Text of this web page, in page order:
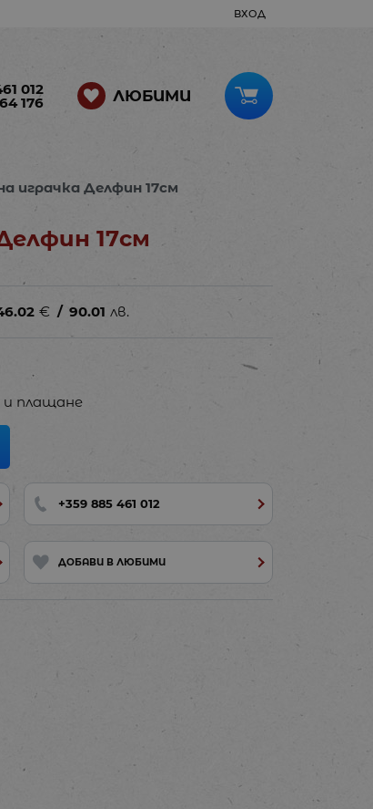
ВХОД
012
176 ЛЮБИМИ
играчка Делфин 17см
17см
€ / 90.01 лв.
плащане
+359 885 461 012
ДОБАВИ В ЛЮБИМИ